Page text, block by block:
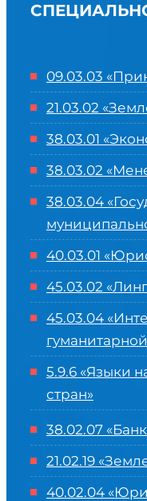
09.03.03
21.03.02
38.03.01
38.03.02
38.03.04
40.03.01
45.03.02
45.03.04 «
5.9.6 «Языки
стран»
38.02.07
21.02.19
40.02.04